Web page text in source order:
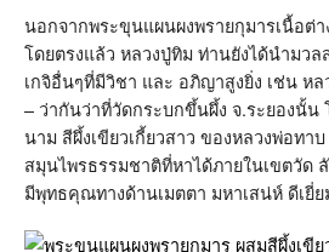
นอกจากพระขุนแผนผงพรายกุมารเนื้อต่า
โดยตรงแล้ว หลวงปู่ทิม ท่านยังได้นำมว
เกจิอื่นๆที่มีวิชา และ อภิญาสูงยิ่ง เช่น ห
– ว่ากันว่าที่วัดกระบกขึ้นผึ้ง จ.ระยองนั้น
นาม สีผึ้งเขียวเกี้ยวสาว ของหลวงพ่อทา
สมุนไพรธรรมชาติที่หาได้ภายในเขตวัด
มีพุทธคุณทางด้านเมตตา มหาเสน่ห์ ดีเยี่